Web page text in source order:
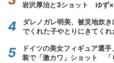
岩沢厚治と3ショット ゆず
ダレノガレ明美、被災地炊
でくれた子やとりにきてくれ
ドイツの美女フィギュア選
装で「激カワ」ショット 「